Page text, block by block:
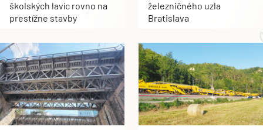
školských lavíc rovno na
prestížne stavby
železničného uzla
Bratislava